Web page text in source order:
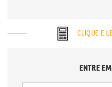
CLIQUE E
ENTRE